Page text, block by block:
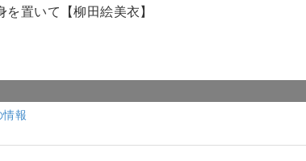
置いて【柳田絵美衣】
報